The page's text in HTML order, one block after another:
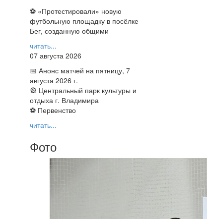
⚽ ️«Протестировали» новую
футбольную площадку в посёлке
Бег, созданную общими
читать...
07 августа 2026
📅 Анонс матчей на пятницу, 7
августа 2026 г.
🎡 Центральный парк культуры и
отдыха г. Владимира
⚽ Первенство
читать...
Фото